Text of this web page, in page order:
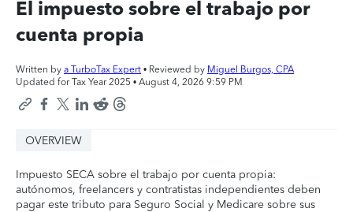
El impuesto sobre el trabajo por
cuenta propia
Written by a TurboTax Expert • Reviewed by Miguel Burgos, CPA
Updated for Tax Year 2025 • August 4, 2026 9:59 PM
OVERVIEW
Impuesto SECA sobre el trabajo por cuenta propia:
autónomos, freelancers y contratistas independientes deben
pagar este tributo para Seguro Social y Medicare sobre sus